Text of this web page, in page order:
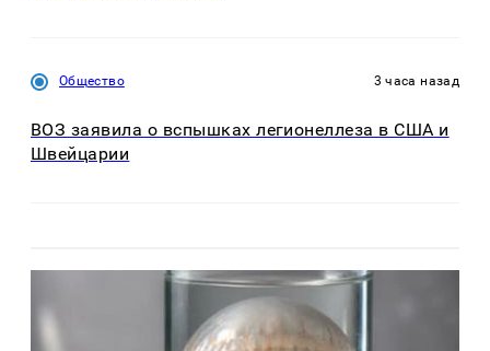
Общество 3 часа назад
ВОЗ заявила о вспышках легионеллеза в США и
Швейцарии